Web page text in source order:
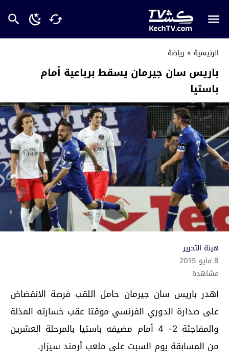
الرئيسية » رياضة
باريس سان جيرمان يسقط برباعية أمام
باستيا
هيئة التحرير
8 مايو 2015
مشاهدة
أهدر باريس سان جيرمان حامل اللقب فرصة الانقضاض
على صدارة الدوري الفرنسي مؤقتا عقب خسارته المذلة
والمفاجئة 2- 4 أمام مضيفه باستيا بالمرحلة العشرين
من المسابقة يوم السبت على ملعب أرمند سيزار.